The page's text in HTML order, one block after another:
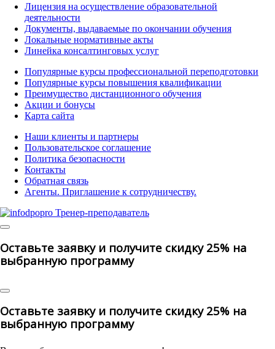
Лицензия на осуществление образовательной
деятельности
Документы, выдаваемые по окончании обучения
Локальные нормативные акты
Линейка консалтинговых услуг
Популярные курсы профессиональной переподготовки
Популярные курсы повышения квалификации
Преимущество дистанционного обучения
Акции и бонусы
Карта сайта
Наши клиенты и партнеры
Пользовательское соглашение
Политика безопасности
Контакты
Обратная связь
Агенты. Приглашение к сотрудничеству.
Оставьте заявку и получите скидку 25% на
выбранную программу
Оставьте заявку и получите скидку 25% на
выбранную программу